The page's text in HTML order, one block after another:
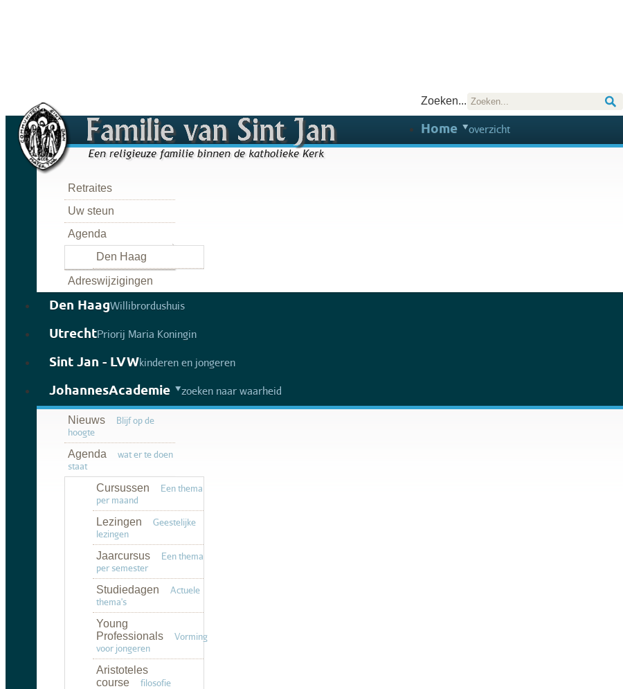
Zoeken...
Home overzicht
Retraites
Uw steun
Agenda
Den Haag
Adreswijzigingen
Den HaagWillibrordushuis
UtrechtPriorij Maria Koningin
Sint Jan - LVWkinderen en jongeren
JohannesAcademie zoeken naar waarheid
Nieuws
Blijf op de
hoogte
Agenda
wat er te doen
staat
Cursussen
Een thema
per maand
Lezingen
Geestelijke
lezingen
Jaarcursus
Een thema
per semester
Studiedagen
Actuele
thema's
Young
Professionals
Vorming
voor jongeren
Aristoteles
course
filosofie